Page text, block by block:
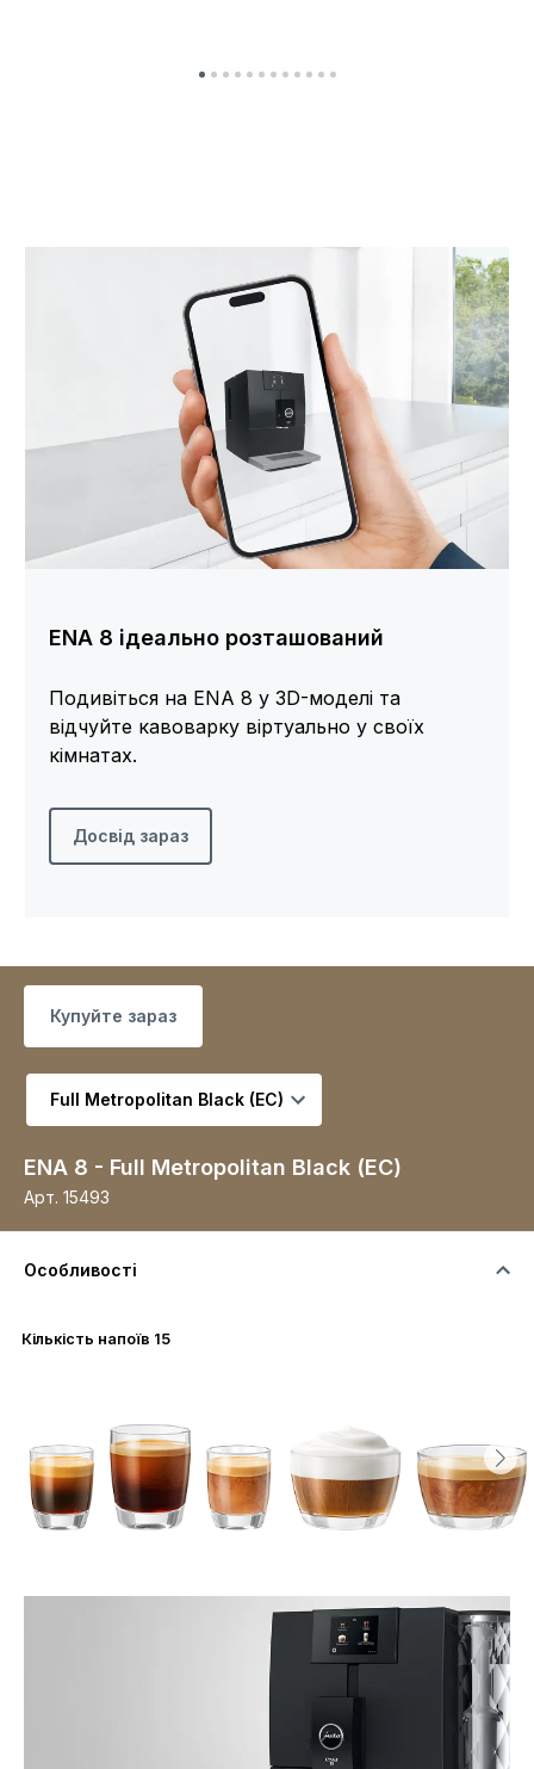
ENA 8 ідеально розташований
Подивіться на ENA 8 у 3D-моделі та
відчуйте кавоварку віртуально у своїх
кімнатах.
Досвід зараз
Купуйте зараз
Виберіть варіант
ENA 8 - Full Metropolitan Black (EC)
Арт. 15493
Особливості